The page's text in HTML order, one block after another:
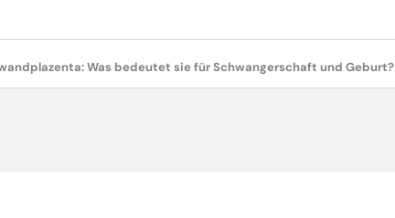
Was bedeutet sie für Schwangerschaft und Geburt?